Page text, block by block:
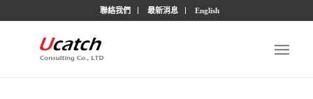
聯絡我們 最新消息 English